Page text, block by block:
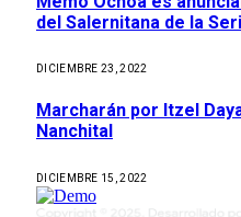
del Salernitana de la
DICIEMBRE 23, 2022
Marcharán por Itzel
Nanchital
DICIEMBRE 15, 2022